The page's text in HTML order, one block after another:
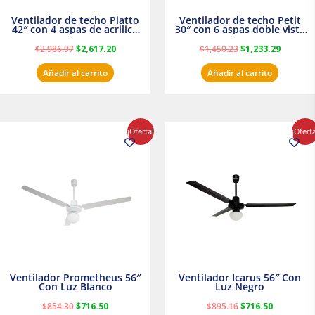
Ventilador de techo Piatto
42″ con 4 aspas de acrilico
transparente
$2,986.97 $2,617.20
Añadir al carrito
Ventilador de techo Petit
30″ con 6 aspas doble vista
Satinado Masterfan
$1,450.23 $1,233.29
Añadir al carrito
¡Oferta!
Ventilador Prometheus 56″
Con Luz Blanco
$854.30$716.50
precio
actual
Ventilador Icarus 56″ Con
Luz Negro
$895.16$716.50
precio
actual